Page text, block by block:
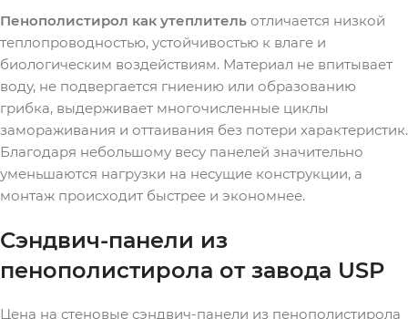
Пенополистирол как утеплитель отличается низкой
теплопроводностью, устойчивостью к влаге и
биологическим воздействиям. Материал не впитывает
воду, не подвергается гниению или образованию
грибка, выдерживает многочисленные циклы
замораживания и оттаивания без потери характеристик.
Благодаря небольшому весу панелей значительно
уменьшаются нагрузки на несущие конструкции, а
монтаж происходит быстрее и экономнее.
Сэндвич-панели из
пенополистирола от завода USP
Цена на стеновые сэндвич-панели из пенополистирола